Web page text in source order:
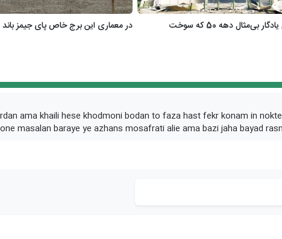
بی‌مثال دهه 50 که سوخت در معماری این برج خاص پای جیمز
ama khaili hese khodmoni bodan to faza hast fekr konam in
masalan baraye ye azhans mosafrati alie ama bazi jaha bayad